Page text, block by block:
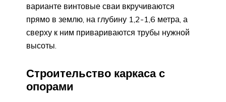
варианте винтовые сваи вкручиваются
прямо в землю, на глубину 1,2-1,6 метра, а
сверху к ним привариваются трубы нужной
высоты.
Строительство каркаса с
опорами